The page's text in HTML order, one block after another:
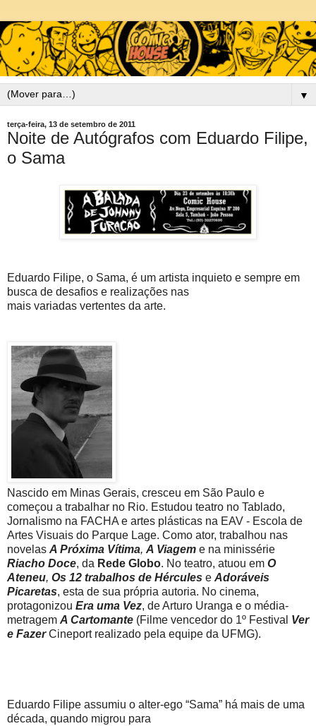
▼
terça-feira, 13 de setembro de 2011
Noite de Autógrafos com Eduardo Filipe,
o Sama
Eduardo Filipe, o Sama, é um artista inquieto e sempre em
busca de desafios e realizações nas
mais variadas vertentes da arte.
Nascido em Minas Gerais, cresceu em São Paulo e
começou a trabalhar no Rio. Estudou teatro no Tablado,
Jornalismo na FACHA e artes plásticas na EAV - Escola de
Artes Visuais do Parque Lage. Como ator, trabalhou nas
novelas A Próxima Vítima, A Viagem e na minissérie
Riacho Doce, da Rede Globo. No teatro, atuou em O
Ateneu, Os 12 trabalhos de Hércules e Adoráveis
Picaretas, esta de sua própria autoria. No cinema,
protagonizou Era uma Vez, de Arturo Uranga e o média-
metragem A Cartomante (Filme vencedor do 1º Festival Ver
e Fazer Cineport realizado pela equipe da UFMG).
Eduardo Filipe assumiu o alter-ego “Sama” há mais de uma
década, quando migrou para